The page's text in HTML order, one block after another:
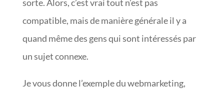
sorte. Alors, c’est vrai tout n’est pas
compatible, mais de manière générale il y a
quand même des gens qui sont intéressés par
un sujet connexe.
Je vous donne l’exemple du webmarketing,